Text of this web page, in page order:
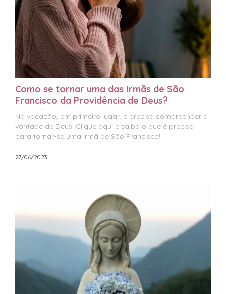
Como se tornar uma das Irmãs de São
Francisco da Providência de Deus?
Na vocação, em primeiro lugar, é preciso compreender a
vontade de Deus. Clique aqui e saiba o que é preciso
para tornar-se uma Irmã de São Francisco!
27/06/2023